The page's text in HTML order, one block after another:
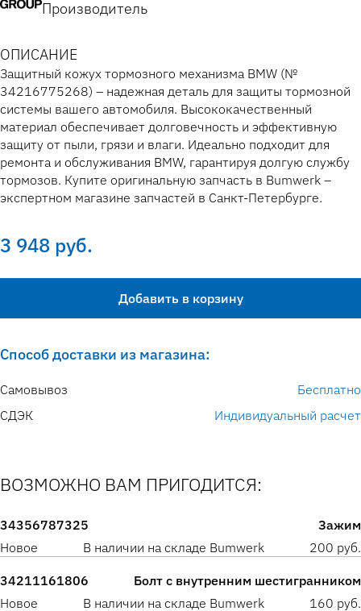
Производитель
ОПИСАНИЕ
Защитный кожух тормозного механизма BMW (№
34216775268) – надежная деталь для защиты тормозной
системы вашего автомобиля. Высококачественный
материал обеспечивает долговечность и эффективную
защиту от пыли, грязи и влаги. Идеально подходит для
ремонта и обслуживания BMW, гарантируя долгую службу
тормозов. Купите оригинальную запчасть в Bumwerk –
экспертном магазине запчастей в Санкт-Петербурге.
3 948 руб.
Добавить в корзину
Способ доставки из магазина:
Самовывоз
Бесплатно
СДЭК
Индивидуальный расчет
ВОЗМОЖНО ВАМ ПРИГОДИТСЯ:
34356787325
Зажим
Новое
В наличии на складе Bumwerk 200 руб.
34211161806
Болт с внутренним шестигранником
Новое
В наличии на складе Bumwerk 160 руб.